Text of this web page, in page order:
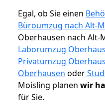
Egal, ob Sie einen
Büroumzug nach Alt-
Oberhausen nach Alt-
Laborumzug
Privatumzug
Oberhausen oder
Moisling planen wir
für Sie.